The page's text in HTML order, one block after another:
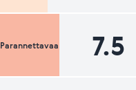
7.5
Parannettavaa